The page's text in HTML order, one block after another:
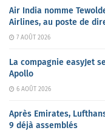
Air India nomme
Airlines, au poste de
7 AOÛT 2026
La compagnie easyJet
Apollo
6 AOÛT 2026
Après Emirates,
9 déjà assemblés